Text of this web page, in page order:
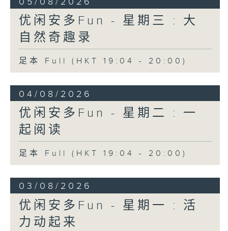
优闲安多Fun - 星期三 : 大
自然奇趣录
足本 Full (HKT 19:04 - 20:00)
04/08/2026
优闲安多Fun - 星期二 : 一
起阅读
足本 Full (HKT 19:04 - 20:00)
03/08/2026
优闲安多Fun - 星期一 : 活
力动起来